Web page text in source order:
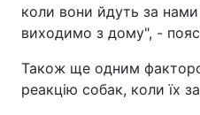
коли вони йдуть за
виходимо з дому", -
Також ще одним
реакцію собак, коли їх